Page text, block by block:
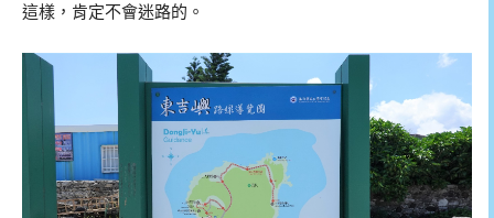
這樣，肯定不會迷路的。